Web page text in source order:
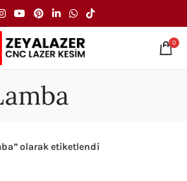
0
olarak etiketlendi